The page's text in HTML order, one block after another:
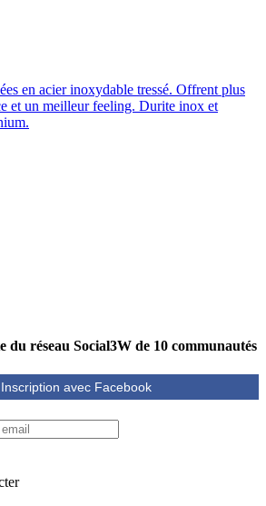
en acier inoxydable tressé. Offrent plus
et un meilleur feeling. Durite inox et
du réseau Social3W de 10 communautés